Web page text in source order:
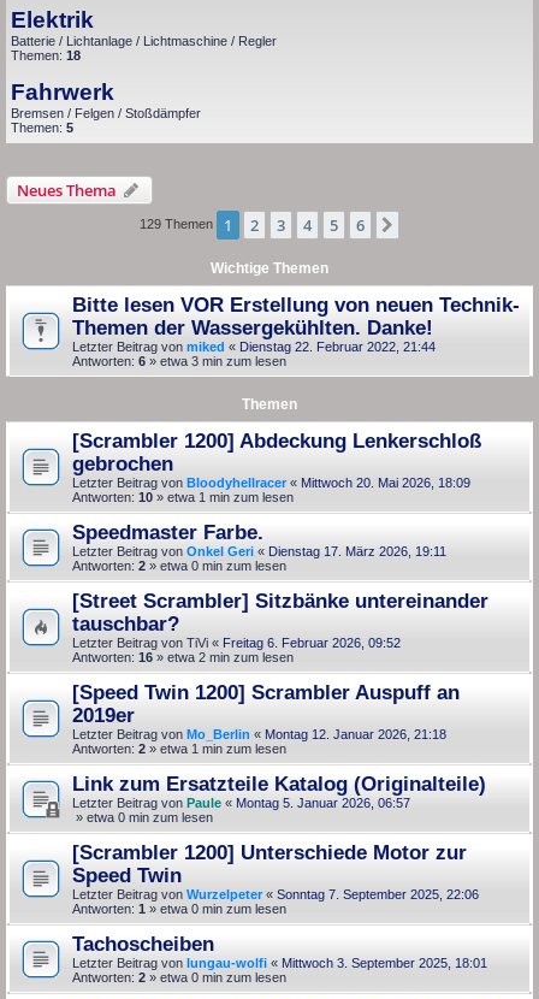
Elektrik
Batterie / Lichtanlage / Lichtmaschine / Regler
Themen: 18
Fahrwerk
Bremsen / Felgen / Stoßdämpfer
Themen: 5
Neues Thema
129 Themen 1 2 3 4 5 6
Wichtige Themen
Bitte lesen VOR Erstellung von neuen Technik-
Themen der Wassergekühlten. Danke!
Letzter Beitrag von miked « Dienstag 22. Februar 2022, 21:44
Antworten: 6 » etwa 3 min zum lesen
Themen
[Scrambler 1200] Abdeckung Lenkerschloß
gebrochen
Letzter Beitrag von Bloodyhellracer« Mittwoch 20. Mai 2026, 18:09
Antworten: 10 » etwa 1 min zum lesen
Speedmaster Farbe.
Letzter Beitrag von Onkel Geri « Dienstag 17. März 2026, 19:11
Antworten: 2 » etwa 0 min zum lesen
[Street Scrambler] Sitzbänke untereinander
tauschbar?
Letzter Beitrag von TiVi « Freitag 6. Februar 2026, 09:52
Antworten: 16 » etwa 2 min zum lesen
[Speed Twin 1200] Scrambler Auspuff an
2019er
Letzter Beitrag von Mo_Berlin « Montag 12. Januar 2026, 21:18
Antworten: 2 » etwa 1 min zum lesen
Link zum Ersatzteile Katalog (Originalteile)
Letzter Beitrag von Paule « Montag 5. Januar 2026, 06:57
» etwa 0 min zum lesen
[Scrambler 1200] Unterschiede Motor zur
Speed Twin
Letzter Beitrag von Wurzelpeter« Sonntag 7. September 2025, 22:06
Antworten: 1 » etwa 0 min zum lesen
Tachoscheiben
Letzter Beitrag von lungau-wolfi « Mittwoch 3. September 2025, 18:01
Antworten: 2 » etwa 0 min zum lesen